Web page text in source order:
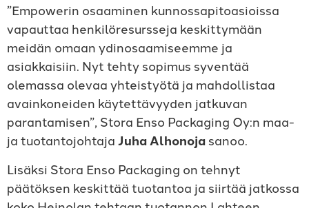
”Empowerin osaaminen kunnossapitoasioissa
vapauttaa henkilöresursseja keskittymään
meidän omaan ydinosaamiseemme ja
asiakkaisiin. Nyt tehty sopimus syventää
olemassa olevaa yhteistyötä ja mahdollistaa
avainkoneiden käytettävyyden jatkuvan
parantamisen”, Stora Enso Packaging Oy:n maa-
ja tuotantojohtajaJuha Alhonojasanoo.
Lisäksi Stora Enso Packaging on tehnyt
päätöksen keskittää tuotantoa ja siirtää jatkossa